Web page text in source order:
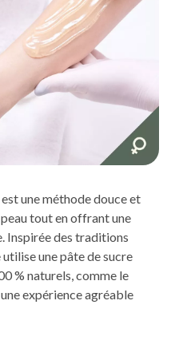
est une méthode douce et
tout en offrant une
Inspirée des traditions
une pâte de sucre
% naturels, comme le
expérience agréable